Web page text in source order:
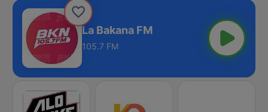
La Bakana FM
105.7 FM